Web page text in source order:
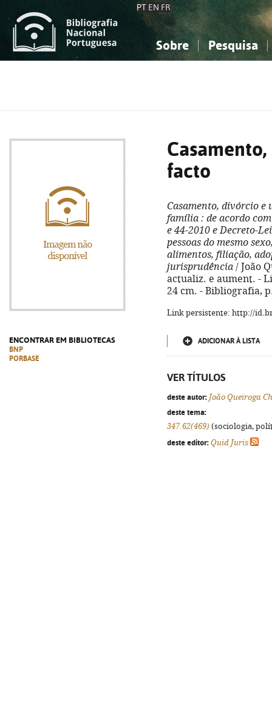
PT EN FR
Sobre Pesquisa
ENCONTRAR EM BIBLIOTECAS
BNP
PORBASE
facto
Casamento, divórcio e
família : de acordo
e 44-2010 e Decreto-
pessoas do mesmo
alimentos, filiação,
jurisprudência / João
actualiz. e aument. -
24 cm. - Bibliografia,
Link persistente: http://
ADICIONAR À LISTA
VER TÍTULOS
deste autor: João Queiroga
deste tema:
347.62(469) (sociologia,
deste editor: Quid Juris